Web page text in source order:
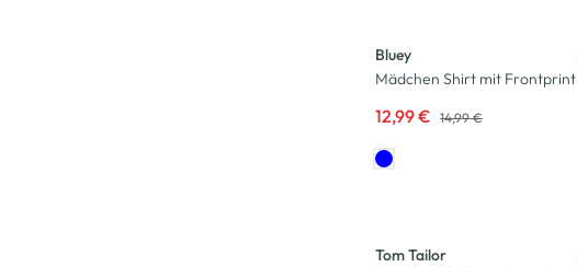
Bluey
Mädchen Shirt mit Frontprint
12,99 € 14,99 €
Tom Tailor